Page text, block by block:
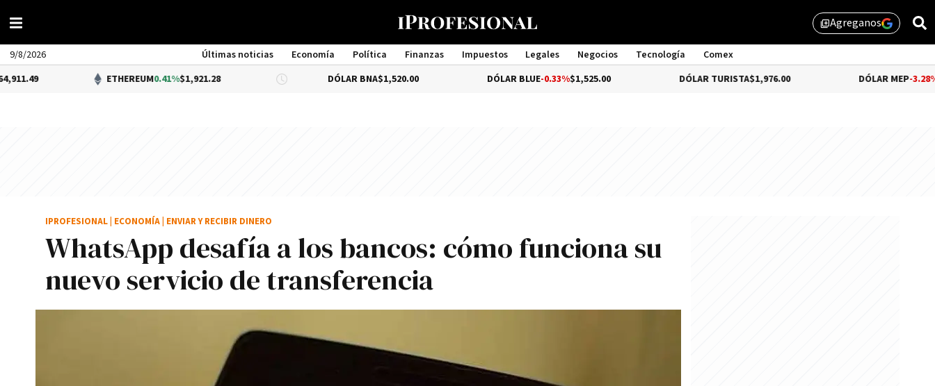
library_addAgreganos
9/8/2026 Últimas noticias Economía Política Finanzas Impuestos Legales Negocios Tecnología
Comex
Management
ETHEREUM0.41%$1,921.28 DÓLAR BNA $1,520.00 -0.33%$1,525.00 DÓLAR TURISTA$1,976.00 -3.28%$1,529.31
WhatsApp desafía a los bancos: cómo funciona su
nuevo servicio de transferencia
IPROFESIONAL ECONOMÍA ENVIAR Y RECIBIR DINERO